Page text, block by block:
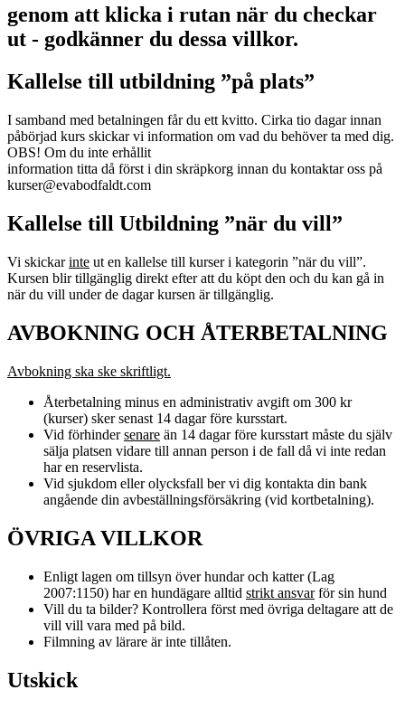
genom att klicka i rutan när du checkar
ut - godkänner du dessa villkor.
Kallelse till utbildning ”på plats”
I samband med betalningen får du ett kvitto. Cirka tio dagar innan
påbörjad kurs skickar vi information om vad du behöver ta med dig.
OBS! Om du inte erhållit
information titta då först i din skräpkorg innan du kontaktar oss på
kurser@evabodfaldt.com
Kallelse till Utbildning ”när du vill”
Vi skickarinte ut en kallelse till kurser i kategorin ”när du vill”.
Kursen blir tillgänglig direkt efter att du köpt den och du kan gå in
när du vill under de dagar kursen är tillgänglig.
AVBOKNING OCH ÅTERBETALNING
Avbokning ska ske skriftligt.
Återbetalning minus en administrativ avgift om 300 kr
(kurser) sker senast 14 dagar före kursstart.
Vid förhindersenare än 14 dagar före kursstart måste du själv
sälja platsen vidare till annan person i de fall då vi inte redan
har en reservlista.
Vid sjukdom eller olycksfall ber vi dig kontakta din bank
angående din avbeställningsförsäkring (vid kortbetalning).
ÖVRIGA VILLKOR
Enligt lagen om tillsyn över hundar och katter (Lag
2007:1150) har en hundägare alltid strikt ansvarför sin hund
Vill du ta bilder? Kontrollera först med övriga deltagare att de
vill vill vara med på bild.
Filmning av lärare är inte tillåten.
Utskick